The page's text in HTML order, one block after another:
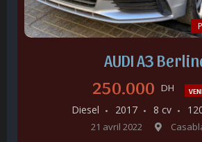
AUDI A3
250.000 DH
Diesel 2017 8 cv
21 avril 2022